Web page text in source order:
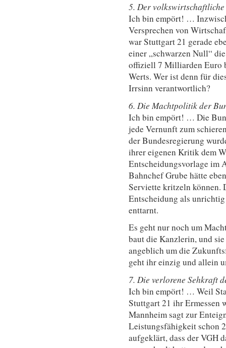
5. Der
Ich bin empört! …
Versprechen von
war Stuttgart 21 gerade
einer „schwarzen Null“
offiziell 7 Milliarden Euro
Werts. Wer ist denn für
Irrsinn verantwortlich?
6. Die Machtpolitik der
Ich bin empört! … Die
jede Vernunft zum
der Bundesregierung
ihrer eigenen Kritik dem
Entscheidungsvorlage im
Bahnchef Grube hätte
Serviette kritzeln können.
Entscheidung als
enttarnt.
Es geht nur noch um
baut die Kanzlerin, und
angeblich um die
geht ihr einzig und allein
7. Die verlorene Sehkraft
Ich bin empört! … Weil
Stuttgart 21 ihr Ermessen
Mannheim sagt zur
Leistungsfähigkeit schon
aufgeklärt, dass der VGH